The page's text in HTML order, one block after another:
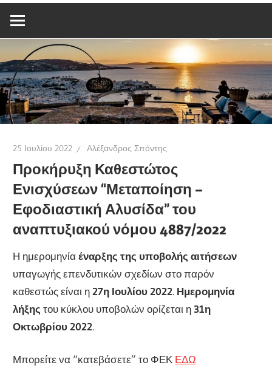
25 Ιουλίου 2022 Αλέξανδρος Σπόντης
Προκήρυξη Καθεστώτος
Ενισχύσεων “Μεταποίηση –
Εφοδιαστική Αλυσίδα” του
αναπτυξιακού νόμου 4887/2022
Η ημερομηνίαέναρξης της υποβολής αιτήσεων
υπαγωγής επενδυτικών σχεδίων στο παρόν
καθεστώς είναι η27η Ιουλίου 2022. Ημερομηνία
λήξης του κύκλου υποβολών ορίζεται η 31η
Οκτωβρίου 2022.
Μπορείτε να “κατεβάσετε” το ΦΕΚ ΕΔΩ